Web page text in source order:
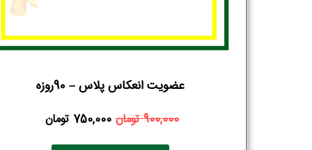
عضویت انعکاس پلاس – 90روزه
900,000تومان 750,000 تومان